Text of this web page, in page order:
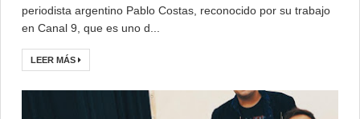
periodista argentino Pablo Costas, reconocido por su trabajo
en Canal 9, que es uno d...
LEER MÁS